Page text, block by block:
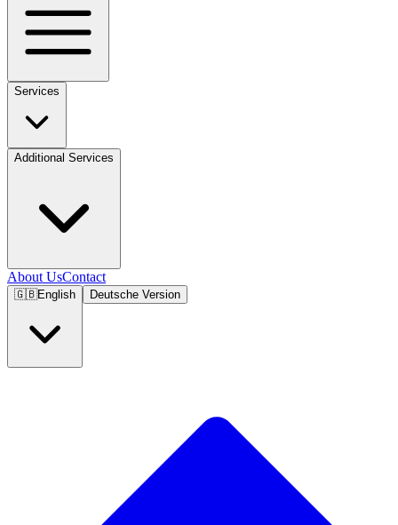
Services
Additional Services
About UsContact
🇬🇧English Deutsche Version